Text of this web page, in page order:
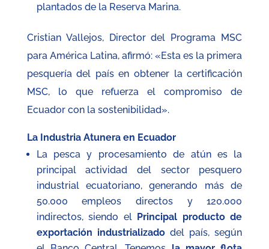
plantados de la Reserva Marina.
Cristian Vallejos, Director del Programa MSC
para América Latina, afirmó: «Esta es la primera
pesquería del país en obtener la certificación
MSC, lo que refuerza el compromiso de
Ecuador con la sostenibilidad».
La Industria Atunera en Ecuador
La pesca y procesamiento de atún es la
principal actividad del sector pesquero
industrial ecuatoriano, generando más de
50.000 empleos directos y 120.000
indirectos, siendo el Principal producto de
exportación industrializadodel país, según